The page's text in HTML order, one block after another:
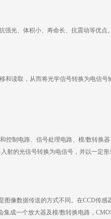
强光、体积小、寿命长、抗震动等优
读取，从而将光学信号转换为电信
控制电路、信号处理电路、模/数转
的光信号转换为电信号，并以一定
像数据传送的方式不同。在CCD传
成一个放大器及模/数转换电路，